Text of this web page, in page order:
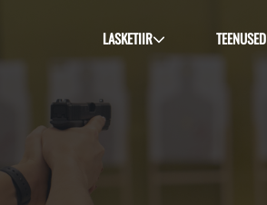
LASKETIIR TEENUSED